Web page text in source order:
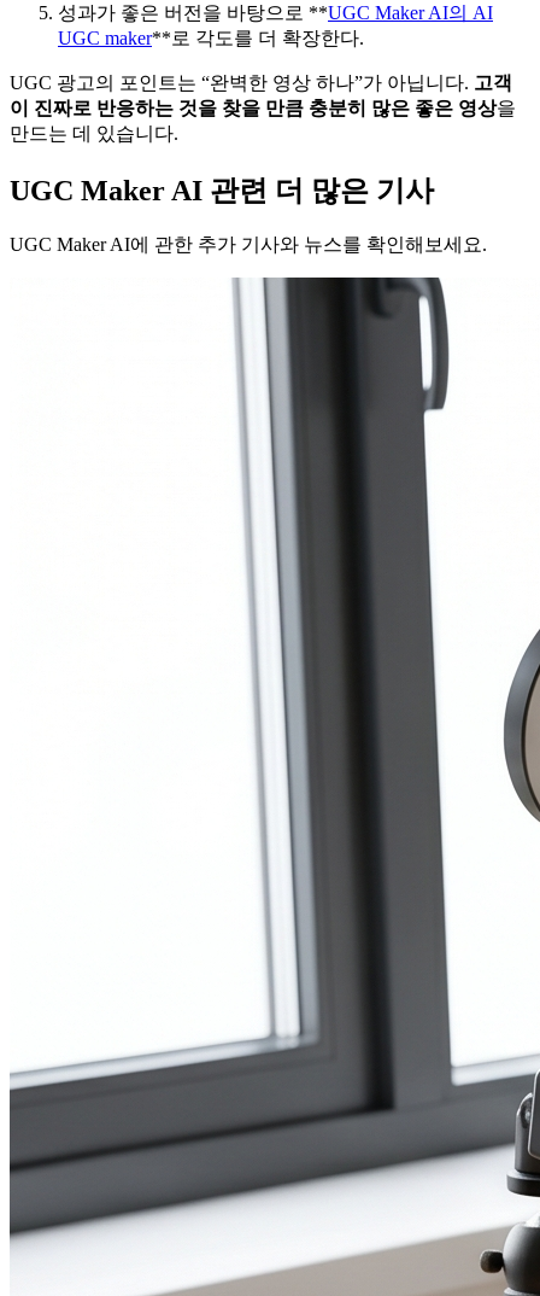
성과가 좋은 버전을 바탕으로 **UGC Maker AI의 AI
UGC maker**로 각도를 더 확장한다.
UGC 광고의 포인트는 “완벽한 영상 하나”가 아닙니다. 고객
이 진짜로 반응하는 것을 찾을 만큼 충분히 많은 좋은 영상을
만드는 데 있습니다.
UGC Maker AI 관련 더 많은 기사
UGC Maker AI에 관한 추가 기사와 뉴스를 확인해보세요.